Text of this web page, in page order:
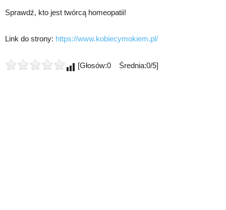
Sprawdź, kto jest twórcą homeopatii!
Link do strony: https://www.kobiecymokiem.pl/
[Głosów:0 Średnia:0/5]